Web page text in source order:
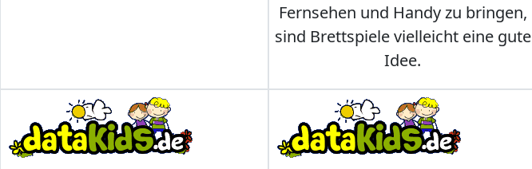
Fernsehen und Handy zu bringen,
sind Brettspiele vielleicht eine gute
Idee.